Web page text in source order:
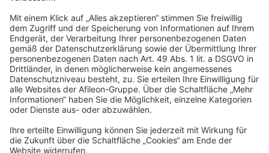
Impressum
Datenschutz
Barrierefreiheitserklärung
Gläubiger- Informations-System
Cookies